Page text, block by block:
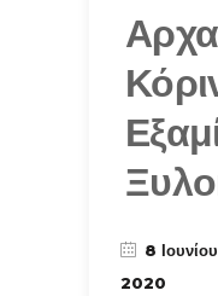
8 Ιουνίου
2020